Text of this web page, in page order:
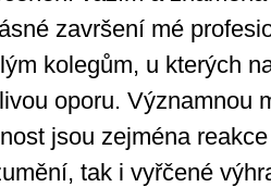
završení mé
kolegům, u kterých
oporu. Významnou
jsou zejména
tak i vyřčené